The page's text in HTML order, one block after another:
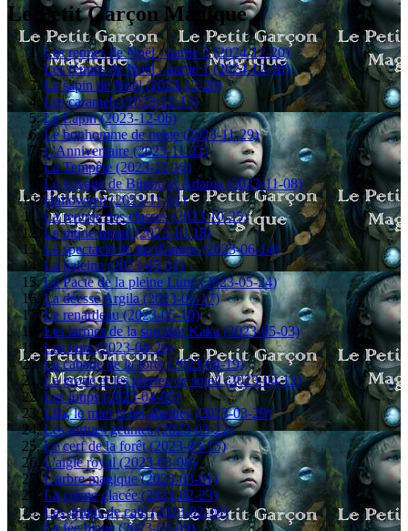
Le Petit Garçon Magique
Les rennes de Noël - partie 2 (2024-12-20)
Les rennes de Noël - partie 1 (2024-12-18)
Le sapin de Noël (2023-12-20)
Les caramels (2023-12-13)
Le Lapin (2023-12-06)
Le bonhomme de neige (2023-11-29)
L'Anniversaire (2023-11-22)
La Tempête (2023-11-16)
Le voyage de Bintou et Adama (2023-11-08)
Halloween (2023-11-01)
La rentrée des classes (2023-10-25)
Le pique-nique (2023-10-18)
Le spectacle de fin d'année (2023-06-14)
La baleine (2023-05-31)
Le Pacte de la pleine Lune (2023-05-24)
La déesse Argila (2023-05-17)
Le renardeau (2023-05-10)
Les larmes de la sorcière Kaka (2023-05-03)
Les ours (2023-04-26)
La cabane de la forêt (2023-04-19)
La grotte et les pierres de soleil (2023-04-12)
Les loups (2023-04-05)
Lila, le miel et les abeilles (2023-03-29)
Les tortues géantes (2023-03-22)
Le cerf de la forêt (2023-03-15)
L'aigle royal (2023-03-08)
L'arbre magique (2023-03-01)
La crème glacée (2023-02-23)
Les grains de café (2023-02-16)
La fée bleue (2023-02-09)